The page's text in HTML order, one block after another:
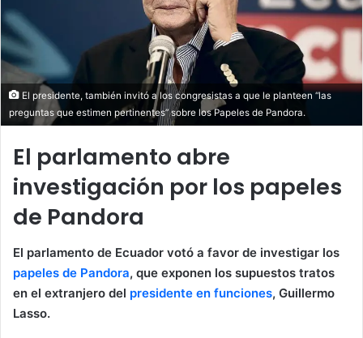
El presidente, también invitó a los congresistas a que le planteen “las
preguntas que estimen pertinentes” sobre los Papeles de Pandora.
El parlamento abre
investigación por los papeles
de Pandora
El parlamento de Ecuador votó a favor de investigar los
papeles de Pandora, que exponen los supuestos tratos
en el extranjero del presidente en funciones, Guillermo
Lasso.